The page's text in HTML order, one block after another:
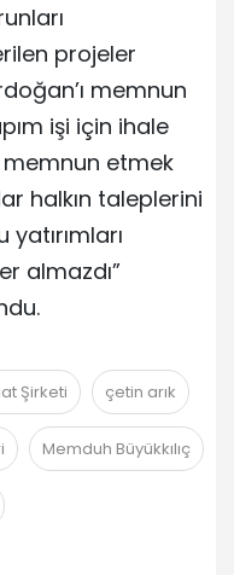
projeler
memnun
işi için ihale
memnun etmek
halkın taleplerini
almazdı”
Şirketi çetin arık
Memduh Büyükkılıç